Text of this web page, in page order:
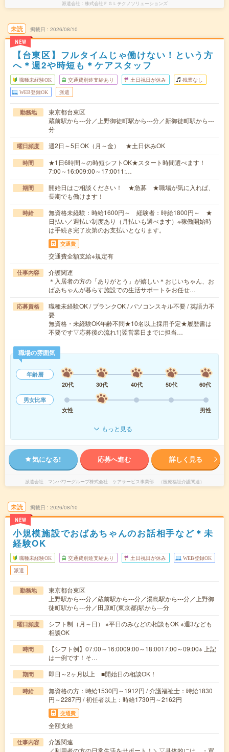
派遣会社 株式会社ＦＧＬテクノソリューションズ
未読
NEW
掲載日 2026/08/10
【台東区】フルタイムじゃ働けない！という方
へ＊週2や時短も＊ケアスタッフ
職種未経験OK 交通費別途支給あり 土日祝日が休み 残業なし
WEB登録OK 派遣
勤務地
東京都台東区
蔵前駅から---分／上野御徒町駅から---分／新御徒町駅から---
分
曜日頻度 週2日～5日OK（月～金） ★土日休みOK
時間
★1日6時間～の時短シフトOK★スタート時間選べます！
7:00～16:009:00～17:0011:…
期間
開始日はご相談ください！ ★急募 ★職場が気に入れば、
長期でも働けます！
時給
無資格未経験：時給1600円～ 経験者：時給1800円～ ★
日払い／週払い制度あり（月払いも選べます）※稼働開始時
は手続き完了次第のお支払いとなります。
交通費
交通費全額支給※規定有
仕事内容
介護関連
＊入居者の方の「ありがとう」が嬉しい＊おじいちゃん、お
ばあちゃんが暮らす施設での生活サポートをお任せ…
応募資格
職種未経験OK / ブランクOK / パソコンスキル不要 / 英語力不
要
無資格・未経験OK年齢不問★10名以上採用予定★履歴書は
不要です▽応募後の流れ1)翌営業日までに担当…
職場の雰囲気
年齢層
20代
30代 40代 50代
60代
男女比率
女性
男性
もっと見る
気になる! 応募へ進む 詳しく見る
派遣会社 マンパワーグループ株式会社 ケアサービス事業部 （医療福祉介護関連）
未読
NEW
掲載日 2026/08/10
小規模施設でおばあちゃんのお話相手など＊未
経験OK
職種未経験OK 交通費別途支給あり 土日祝日が休み WEB登録OK
派遣
勤務地
東京都台東区
上野駅から---分／蔵前駅から---分／湯島駅から---分／上野御
徒町駅から---分／田原町(東京都)駅から---分
曜日頻度
シフト制（月～日） ※平日のみなどの相談もOK ※週3なども
相談OK
時間
【シフト例】07:00～16:0009:00～18:0017:00～09:00※ 上記
は一例です！そ…
期間 即日～2ヶ月以上 ■開始日の相談OK！
時給
無資格の方：時給1530円～1912円 / 介護福祉士：時給1830
円～2287円 / 初任者以上：時給1730円～2162円
交通費
全額支給
仕事内容
介護関連
／利用者の方の日常生活をサポート！＼▽具体的には…・買